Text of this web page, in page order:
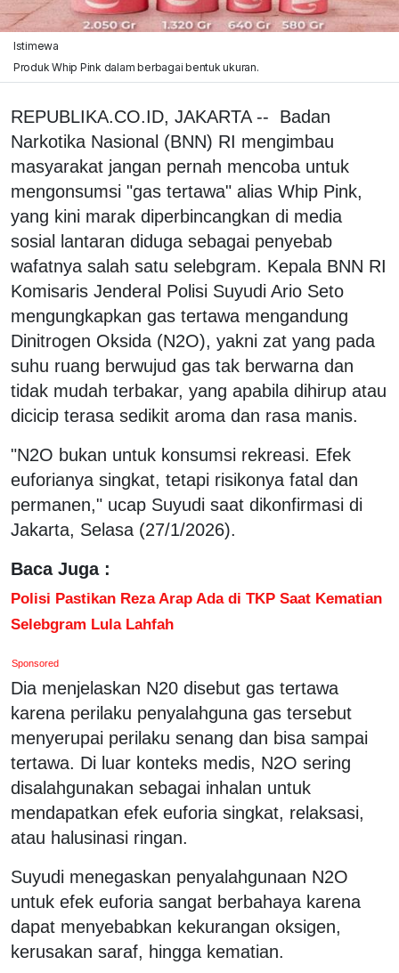
Istimewa
Produk Whip Pink dalam berbagai bentuk ukuran.
REPUBLIKA.CO.ID, JAKARTA -- Badan
Narkotika Nasional (BNN) RI mengimbau
masyarakat jangan pernah mencoba untuk
mengonsumsi "gas tertawa" alias Whip Pink,
yang kini marak diperbincangkan di media
sosial lantaran diduga sebagai penyebab
wafatnya salah satu selebgram. Kepala BNN RI
Komisaris Jenderal Polisi Suyudi Ario Seto
mengungkapkan gas tertawa mengandung
Dinitrogen Oksida (N2O), yakni zat yang pada
suhu ruang berwujud gas tak berwarna dan
tidak mudah terbakar, yang apabila dihirup atau
dicicip terasa sedikit aroma dan rasa manis.
"N2O bukan untuk konsumsi rekreasi. Efek
euforianya singkat, tetapi risikonya fatal dan
permanen," ucap Suyudi saat dikonfirmasi di
Jakarta, Selasa (27/1/2026).
Baca Juga :
Polisi Pastikan Reza Arap Ada di TKP Saat Kematian
Selebgram Lula Lahfah
Sponsored
Dia menjelaskan N20 disebut gas tertawa
karena perilaku penyalahguna gas tersebut
menyerupai perilaku senang dan bisa sampai
tertawa. Di luar konteks medis, N2O sering
disalahgunakan sebagai inhalan untuk
mendapatkan efek euforia singkat, relaksasi,
atau halusinasi ringan.
Suyudi menegaskan penyalahgunaan N2O
untuk efek euforia sangat berbahaya karena
dapat menyebabkan kekurangan oksigen,
kerusakan saraf, hingga kematian.